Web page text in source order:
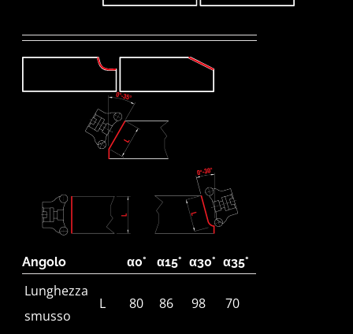
Angolo α0° α15° α30° α35°
Lunghezza
smusso
L 80 86 98 70